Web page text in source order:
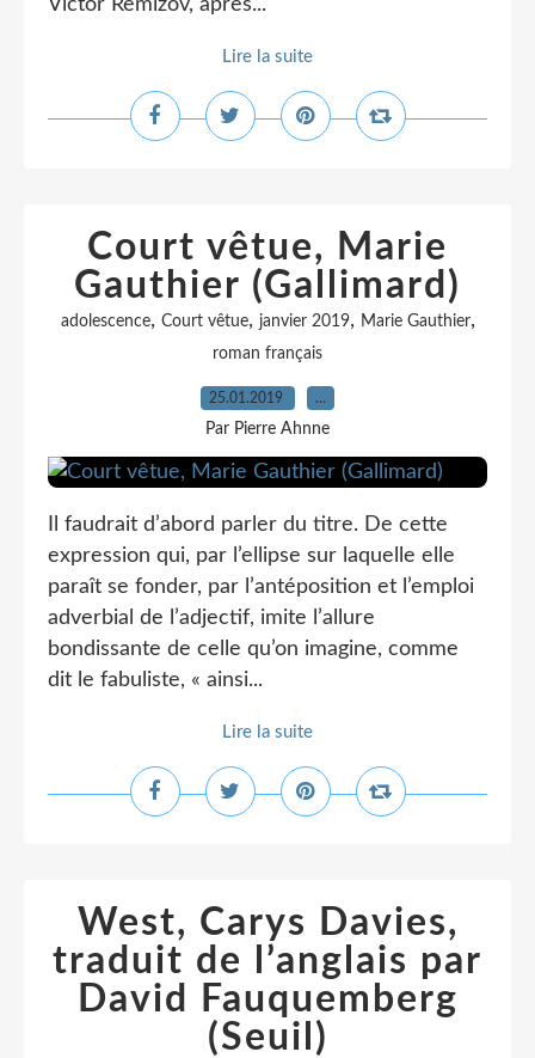
Victor Remizov, après...
Lire la suite
Court vêtue, Marie
Gauthier (Gallimard)
adolescence, Court vêtue, janvier 2019, Marie Gauthier,
roman français
25.01.2019 …
Par Pierre Ahnne
Il faudrait d’abord parler du titre. De cette
expression qui, par l’ellipse sur laquelle elle
paraît se fonder, par l’antéposition et l’emploi
adverbial de l’adjectif, imite l’allure
bondissante de celle qu’on imagine, comme
dit le fabuliste, « ainsi...
Lire la suite
West, Carys Davies,
traduit de l’anglais par
David Fauquemberg
(Seuil)